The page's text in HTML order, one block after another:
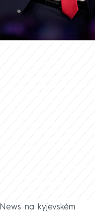
Podle něj Harry
na kyjevském